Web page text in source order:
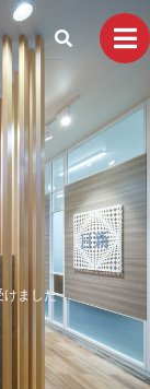
けました